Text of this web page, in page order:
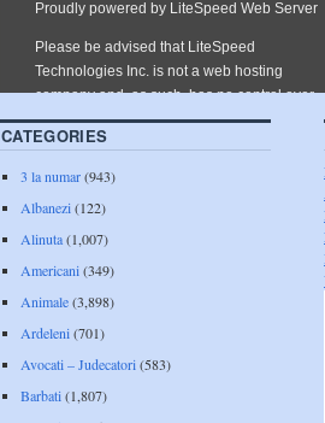
CATEGORIES
3 la numar(943)
Albanezi(122)
Alinuta(1,007)
Americani(349)
Animale(3,898)
Ardeleni(701)
Avocati – Judecatori(583)
Barbati(1,807)